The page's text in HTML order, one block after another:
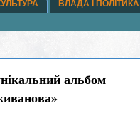
ВЛАДА І ПОЛІТИКА
альбом